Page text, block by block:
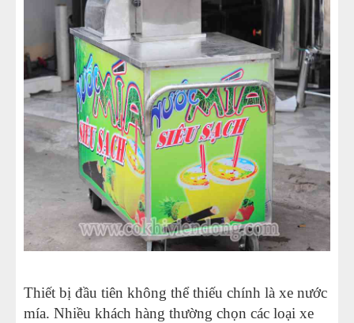
Thiết bị đầu tiên không thể thiếu chính là xe nước
mía. Nhiều khách hàng thường chọn các loại xe